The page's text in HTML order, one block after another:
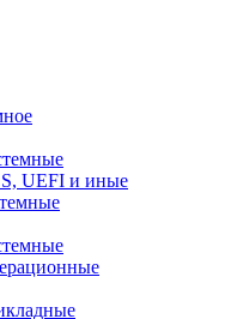
UEFI и иные